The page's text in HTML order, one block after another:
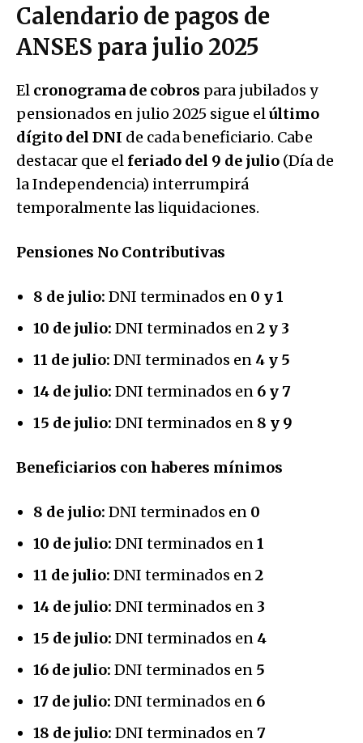
Calendario de pagos de
ANSES para julio 2025
El cronograma de cobros para jubilados y
pensionados en julio 2025 sigue elúltimo
dígito del DNI de cada beneficiario. Cabe
destacar que el feriado del 9 de julio (Día de
la Independencia) interrumpirá
temporalmente las liquidaciones.
Pensiones No Contributivas
8 de julio: DNI terminados en 0 y 1
10 de julio: DNI terminados en2 y 3
11 de julio: DNI terminados en 4 y 5
14 de julio: DNI terminados en 6 y 7
15 de julio: DNI terminados en 8 y 9
Beneficiarios con haberes mínimos
8 de julio: DNI terminados en 0
10 de julio: DNI terminados en1
11 de julio: DNI terminados en2
14 de julio: DNI terminados en 3
15 de julio: DNI terminados en 4
16 de julio: DNI terminados en 5
17 de julio: DNI terminados en 6
18 de julio: DNI terminados en7